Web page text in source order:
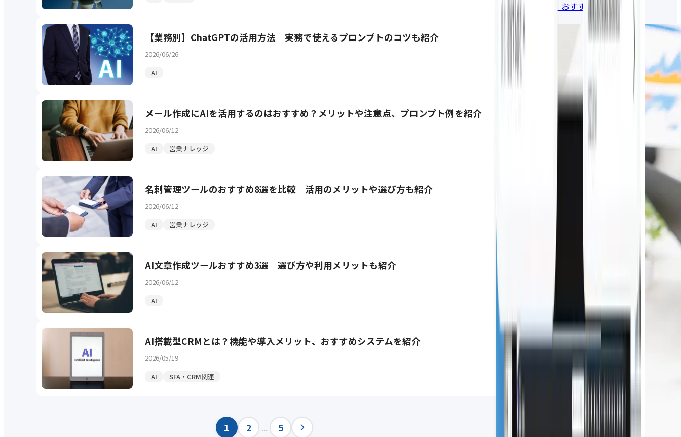
【業務別】ChatGPTの活用方法｜実務で使えるプロンプトのコツも紹介
2026/06/26
AI
メール作成にAIを活用するのはおすすめ？メリットや注意点、プロンプト例を紹介
2026/06/12
AI
営業ナレッジ
名刺管理ツールのおすすめ8選を比較｜活用のメリットや選び方も紹介
2026/06/12
AI
営業ナレッジ
AI文章作成ツールおすすめ3選｜選び方や利用メリットも紹介
2026/06/12
AI
AI搭載型CRMとは？機能や導入メリット、おすすめシステムを紹介
2026/05/19
AI
SFA・CRM関連
1 2 ... 5
ム・ツール）おすすめ比較17選
2026.06.22